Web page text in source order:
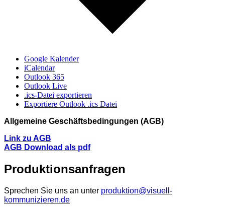
Google Kalender
iCalendar
Outlook 365
Outlook Live
.ics-Datei exportieren
Exportiere Outlook .ics Datei
Allgemeine Geschäftsbedingungen (AGB)
Link zu AGB
AGB Download als pdf
Produktionsanfragen
Sprechen Sie uns an unter produktion@visuell-
kommunizieren.de